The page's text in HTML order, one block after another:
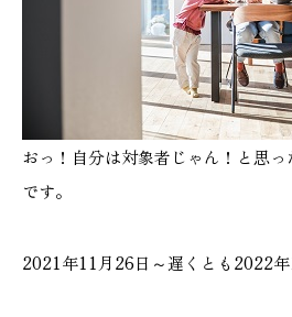
おっ！自分は対象者じゃん！と思
です。
2021年11月26日～遅くとも2022